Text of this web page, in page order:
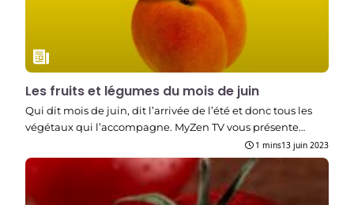
Les fruits et légumes du mois de juin
Qui dit mois de juin, dit l’arrivée de l’été et donc tous les
végétaux qui l’accompagne. MyZen TV vous présente…
1 mins13 juin 2023